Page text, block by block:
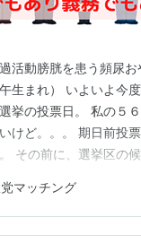
活動膀胱を患う頻尿
生まれ） いよいよ今
挙の投票日。 私の５
けど。。。 期日前投
その前に、選挙区の
「参議院選挙 マッチ
イトが出てきます。
マッチング